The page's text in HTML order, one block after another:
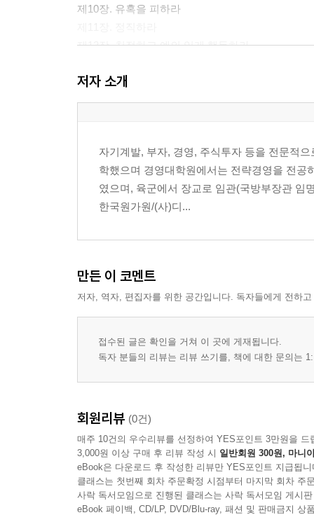
제10장. 유혹을 피하라
제12장. 친절하고 예의 있게 행동하라
제14장. 여유 시간을 잘 활용하라
제15장. 나쁜 사람을 피하라
제18장. 자신의 신념을 지켜라
제19장. 무리하게 확장하지 마라
제20장. 일할 준비가 되어 있어라
제21장. 자립하라
저자 소개
자기계발, 부자, 경영, 주식투자 등을 전문적
학했으며 경영대학원에서는 전략경영을 전공
였으며, 육군에서 장교로 임관(국방부장관 임
한국원가원/(사)디...
만든 이 코멘트
저자, 역자, 편집자를 위한 공간입니다. 독자들에게 전하
접수된 글은 확인을 거쳐 이 곳에 게재됩니다.
독자 분들의 리뷰는 리뷰 쓰기를, 책에 대한 문의는
회원리뷰 (0건)
매주 10건의 우수리뷰를 선정하여 YES포인트 3만원을 드
3,000원 이상 구매 후 리뷰 작성 시 일반회원 300원, 마니
eBook은 다운로드 후 작성한 리뷰만 YES포인트 지급됩니
클래스는 첫번째 회차 주문확정 시점부터 마지막 회차 주
사락 독서모임으로 진행된 클래스는 사락 독서모임 게시
eBook 페이백, CD/LP, DVD/Blu-ray, 패션 및 판매금지 상